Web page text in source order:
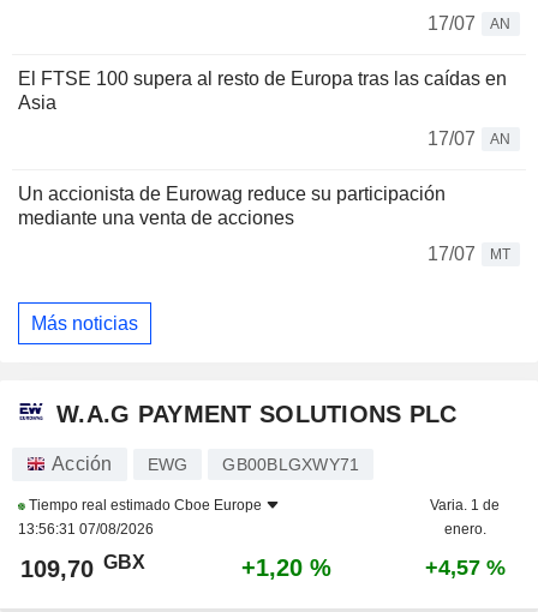
17/07
AN
El FTSE 100 supera al resto de Europa tras las caídas en
Asia
17/07
AN
Un accionista de Eurowag reduce su participación
mediante una venta de acciones
17/07
MT
Más noticias
W.A.G PAYMENT SOLUTIONS PLC
Acción EWG GB00BLGXWY71
Tiempo real estimado Cboe Europe
13:56:31 07/08/2026
Varia. 1 de
enero.
109,70 GBX +1,20 % +4,57 %